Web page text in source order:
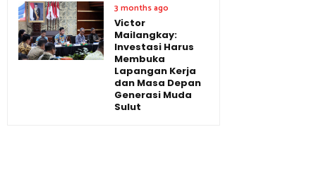
3 months ago
Victor
Mailangkay:
Investasi Harus
Membuka
Lapangan Kerja
dan Masa Depan
Generasi Muda
Sulut